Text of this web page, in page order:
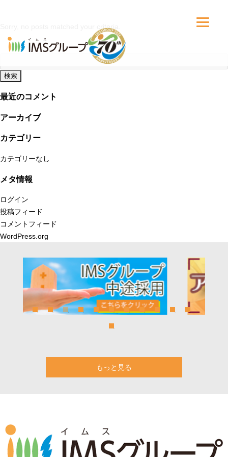
Sorry, no posts matched your criteria.
索:
最近のコメント
アーカイブ
カテゴリー
カテゴリーなし
メタ情報
ログイン
投稿フィード
コメントフィード
WordPress.org
もっと見る